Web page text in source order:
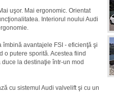
uşor. Mai ergonomic. Orientat
Interiorul noului Audi
îmbină avantajele FSI - eficienţă şi
o putere sporită. Acestea fiind
la destinaţie într-un mod
cu sistemul Audi valvelift şi cu un